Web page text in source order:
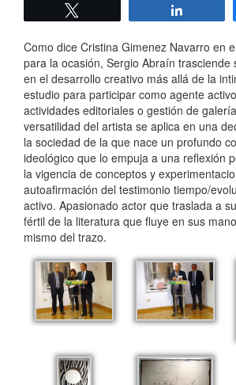
Como dice Cristina Gimenez Navarro en
para la ocasión, Sergio Abraín trasciende
en el desarrollo creativo más allá de la
estudio para participar como agente
actividades editoriales o gestión de
versatilidad del artista se aplica en una
la sociedad de la que nace un profundo
ideológico que lo empuja a una reflexión
la vigencia de conceptos y
autoafirmación del testimonio tiempo/
activo. Apasionado actor que traslada a
fértil de la literatura que fluye en sus
mismo del trazo.